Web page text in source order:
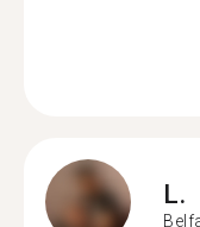
L.